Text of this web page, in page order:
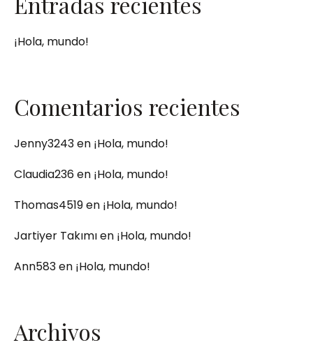
¡Hola, mundo!
Comentarios recientes
Jenny3243en ¡Hola, mundo!
Claudia236en ¡Hola, mundo!
Thomas4519en ¡Hola, mundo!
Jartiyer Takımıen ¡Hola, mundo!
Ann583en ¡Hola, mundo!
Archivos